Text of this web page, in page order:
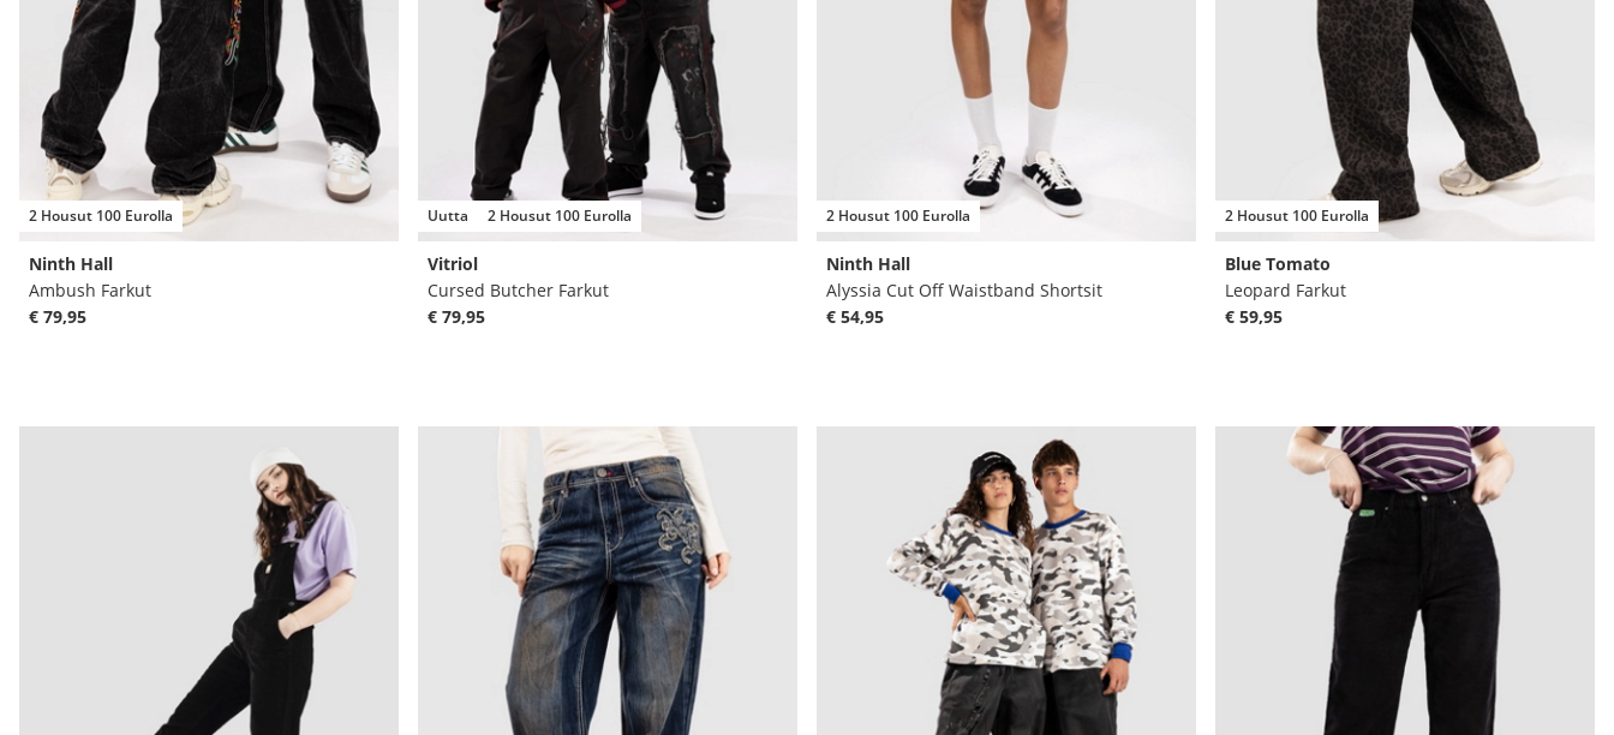
2 Housut 100 Eurolla
Ninth Hall
Ambush Farkut
€ 79,95
Uutta 2 Housut 100 Eurolla
Vitriol
Cursed Butcher Farkut
€ 79,95
2 Housut 100 Eurolla
Ninth Hall
Alyssia Cut Off Waistband Shortsit
€ 54,95
2 Housut 100 Eurolla
Blue Tomato
Leopard Farkut
€ 59,95